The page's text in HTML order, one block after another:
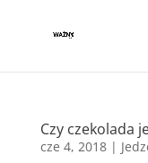
Czy czekolada
cze 4, 2018|